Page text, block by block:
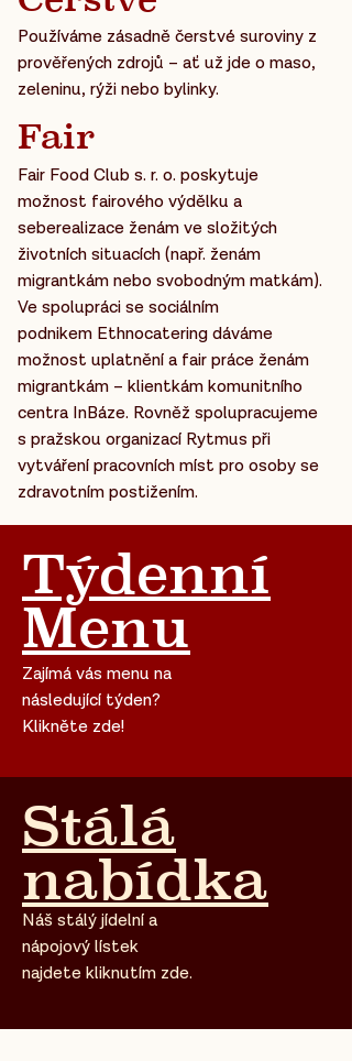
Používáme zásadně čerstvé suroviny z
prověřených zdrojů – ať už jde o maso,
zeleninu, rýži nebo bylinky.
Fair
Fair Food Club s. r. o. poskytuje
možnost fairového výdělku a
seberealizace ženám ve složitých
životních situacích (např. ženám
migrantkám nebo svobodným matkám).
Ve spolupráci se sociálním
podnikem Ethnocatering dáváme
možnost uplatnění a fair práce ženám
migrantkám – klientkám komunitního
centra InBáze. Rovněž spolupracujeme
s pražskou organizací Rytmus při
vytváření pracovních míst pro osoby se
zdravotním postižením.
Týdenní
Menu
Zajímá vás menu na
následující týden?
Klikněte zde!
Stálá
nabídka
Náš stálý jídelní a
nápojový lístek
najdete kliknutím zde.